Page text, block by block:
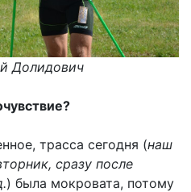
Долидович
трасса сегодня (наш
сразу после
) была мокровата, потому